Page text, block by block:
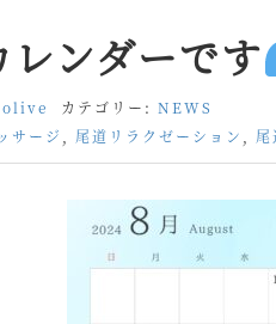
ンダーです
olive カテゴリー: NEWS
サージ 尾道リラクゼーション 尾